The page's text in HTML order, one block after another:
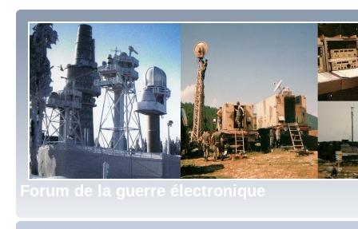
Forum de la guerre électronique